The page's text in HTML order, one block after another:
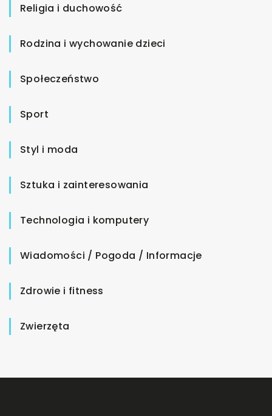
Religia i duchowość
Rodzina i wychowanie dzieci
Społeczeństwo
Sport
Styl i moda
Sztuka i zainteresowania
Technologia i komputery
Wiadomości / Pogoda / Informacje
Zdrowie i fitness
Zwierzęta